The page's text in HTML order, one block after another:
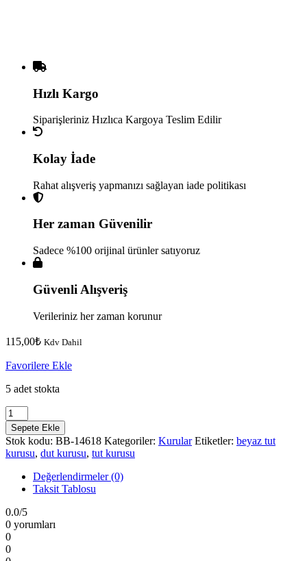
Hızlı Kargo
Siparişleriniz Hızlıca Kargoya Teslim Edilir
Kolay İade
Rahat alışveriş yapmanızı sağlayan iade politikası
Her zaman Güvenilir
Sadece %100 orijinal ürünler satıyoruz
Güvenli Alışveriş
Verileriniz her zaman korunur
115,00₺ Kdv Dahil
Favorilere Ekle
5 adet stokta
dut
kurusu
250
gram
adet
Sepete Ekle
Stok kodu: BB-14618 Kategoriler: Kurular Etiketler: beyaz tut
kurusu, dut kurusu, tut kurusu
Değerlendirmeler (0)
Taksit Tablosu
0.0/5
0 yorumları
0
0